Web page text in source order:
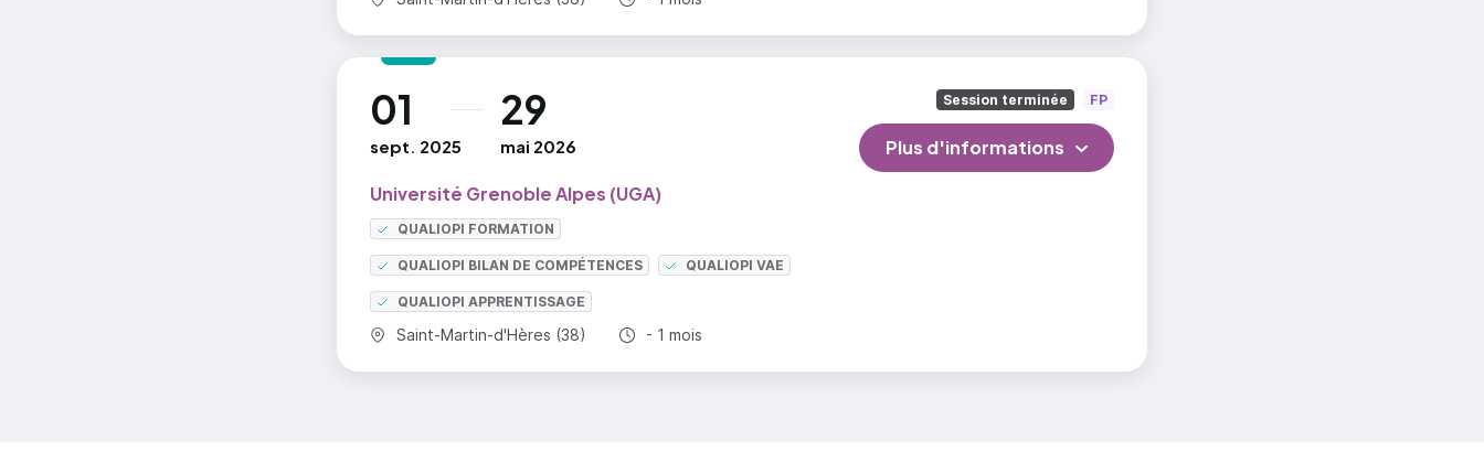
01
sept. 2025
au 29
mai 2026
Université Grenoble Alpes (UGA)
QUALIOPI FORMATION
QUALIOPI BILAN DE COMPÉTENCES QUALIOPI VAE
QUALIOPI APPRENTISSAGE
Commune :
Saint-Martin-d'Hères (38) Durée totale :
- 1 mois
Session terminée FP
Plus d'informations